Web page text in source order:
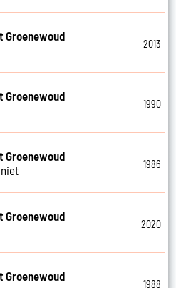
Groenewoud
2013
Groenewoud
1990
Groenewoud
1986
Groenewoud
2020
Groenewoud
1988